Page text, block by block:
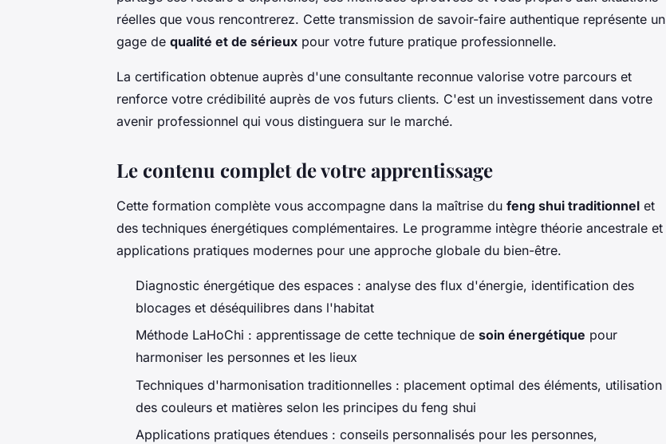
réelles que vous rencontrerez. Cette transmission de savoir-faire authentique représente un
gage de qualité et de sérieux pour votre future pratique professionnelle.
La certification obtenue auprès d'une consultante reconnue valorise votre parcours et
renforce votre crédibilité auprès de vos futurs clients. C'est un investissement dans votre
avenir professionnel qui vous distinguera sur le marché.
Le contenu complet de votre apprentissage
Cette formation complète vous accompagne dans la maîtrise du feng shui traditionnel et
des techniques énergétiques complémentaires. Le programme intègre théorie ancestrale et
applications pratiques modernes pour une approche globale du bien-être.
Diagnostic énergétique des espaces : analyse des flux d'énergie, identification des
blocages et déséquilibres dans l'habitat
Méthode LaHoChi : apprentissage de cette technique de soin énergétique pour
harmoniser les personnes et les lieux
Techniques d'harmonisation traditionnelles : placement optimal des éléments, utilisation
des couleurs et matières selon les principes du feng shui
Applications pratiques étendues : conseils personnalisés pour les personnes,